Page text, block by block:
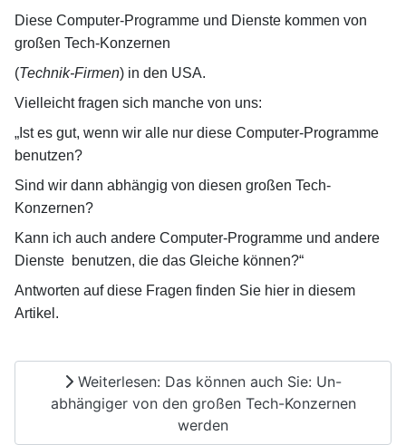
Diese Computer-Programme und Dienste kommen von
großen Tech-Konzernen
(Technik-Firmen) in den USA.
Vielleicht fragen sich manche von uns:
„Ist es gut, wenn wir alle nur diese Computer-Programme
benutzen?
Sind wir dann abhängig von diesen großen Tech-
Konzernen?
Kann ich auch andere Computer-Programme und andere
Dienste benutzen, die das Gleiche können?“
Antworten auf diese Fragen finden Sie hier in diesem
Artikel.
Weiterlesen: Das können auch Sie: Un-
abhängiger von den großen Tech-Konzernen
werden